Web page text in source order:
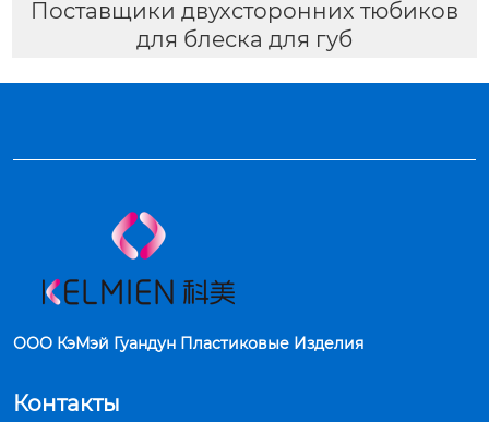
Поставщики двухсторонних тюбиков
для блеска для губ
ООО КэМэй Гуандун Пластиковые Изделия
Контакты